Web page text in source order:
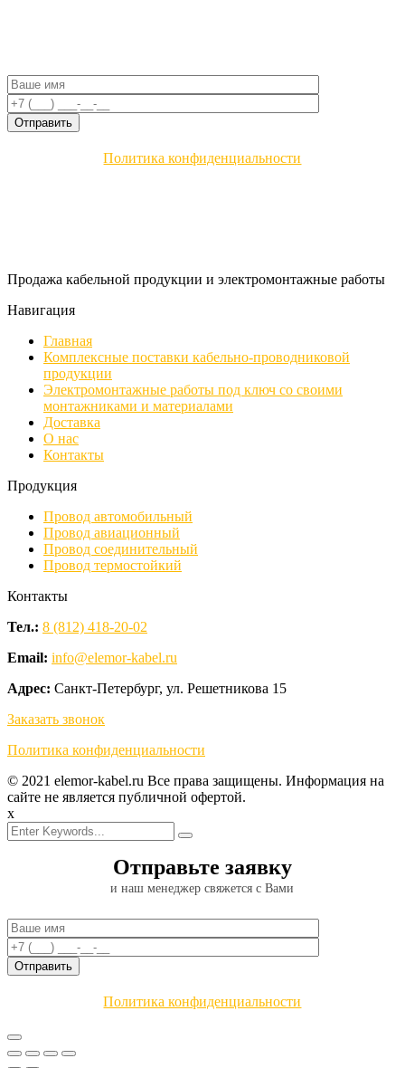
Политика конфиденциальности
Продажа кабельной продукции и электромонтажные работы
Навигация
Главная
Комплексные поставки кабельно-проводниковой
продукции
Электромонтажные работы под ключ со своими
монтажниками и материалами
Доставка
О нас
Контакты
Продукция
Провод автомобильный
Провод авиационный
Провод соединительный
Провод термостойкий
Контакты
Тел.: 8 (812) 418-20-02
Email: info@elemor-kabel.ru
Адрес: Санкт-Петербург, ул. Решетникова 15
Заказать звонок
Политика конфиденциальности
© 2021 elemor-kabel.ru Все права защищены. Информация на
сайте не является публичной офертой.
x
Отправьте заявку
и наш менеджер свяжется с Вами
Политика конфиденциальности